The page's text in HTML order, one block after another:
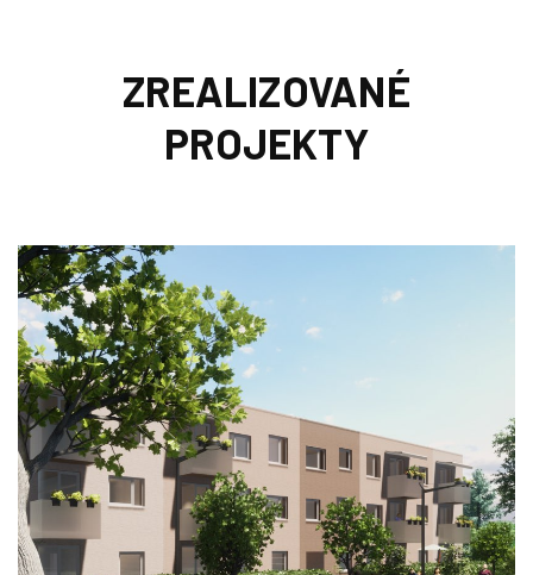
ZREALIZOVANÉ
PROJEKTY